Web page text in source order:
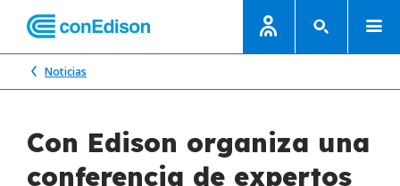
Noticias
Con Edison organiza una
conferencia de expertos